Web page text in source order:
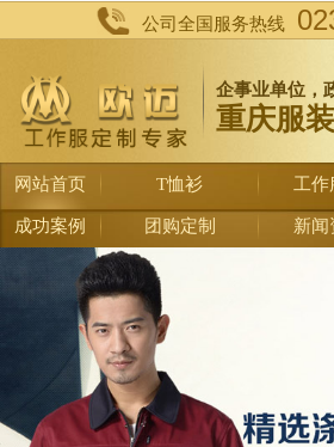
公司全国服务热线
企事业单位，
重庆服
网站首页 T恤衫 工作
成功案例 团购定制 新闻